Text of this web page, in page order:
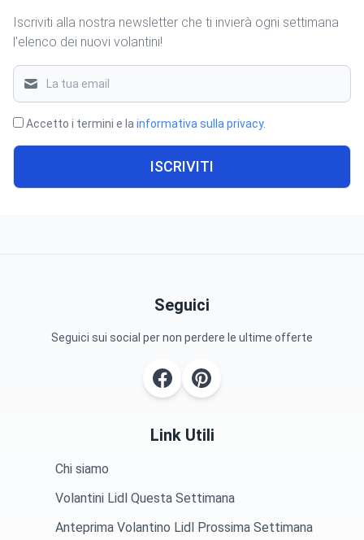
Iscriviti alla nostra newsletter che ti invierà ogni settimana
l'elenco dei nuovi volantini!
Accetto i termini e la informativa sulla privacy.
ISCRIVITI
Seguici
Seguici sui social per non perdere le ultime offerte
Link Utili
Chi siamo
Volantini Lidl Questa Settimana
Anteprima Volantino Lidl Prossima Settimana